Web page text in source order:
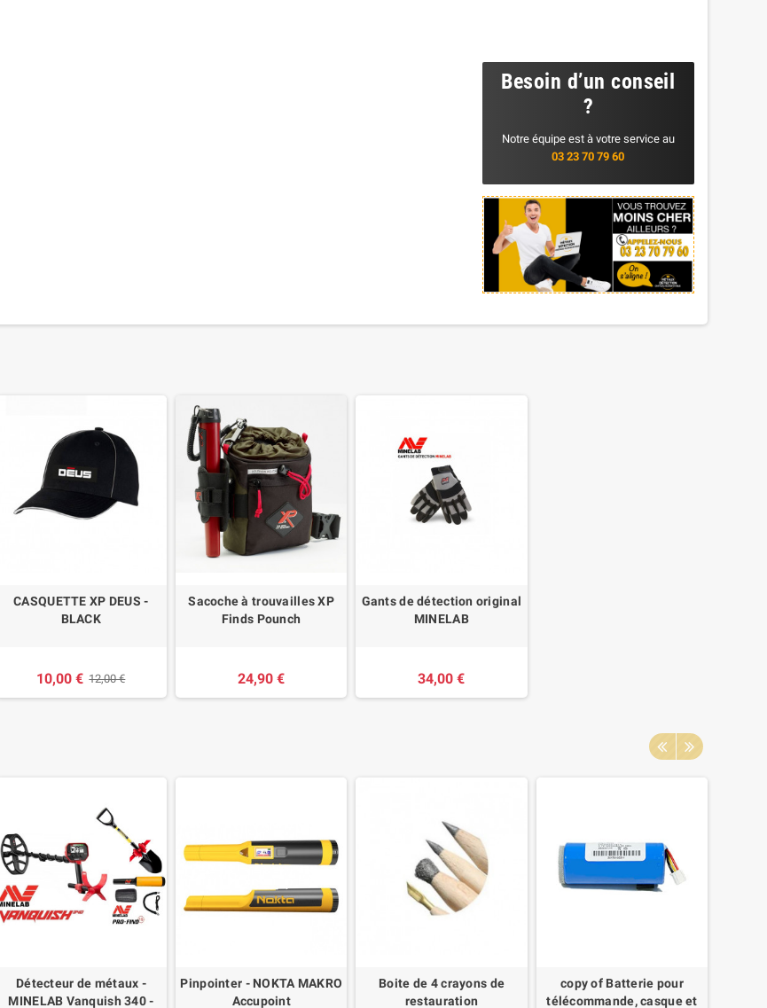
Besoin d’un conseil
?
Notre équipe est à votre service au
03 23 70 79 60
CASQUETTE XP DEUS -
BLACK
10,00 € 12,00 €
Sacoche à trouvailles XP
Finds Pounch
24,90 €
Gants de détection original
MINELAB
34,00 €
Détecteur de métaux -
MINELAB Vanquish 340 -
Pinpointer - NOKTA MAKRO
Accupoint
Boite de 4 crayons de
restauration
copy of Batterie pour
télécommande, casque et